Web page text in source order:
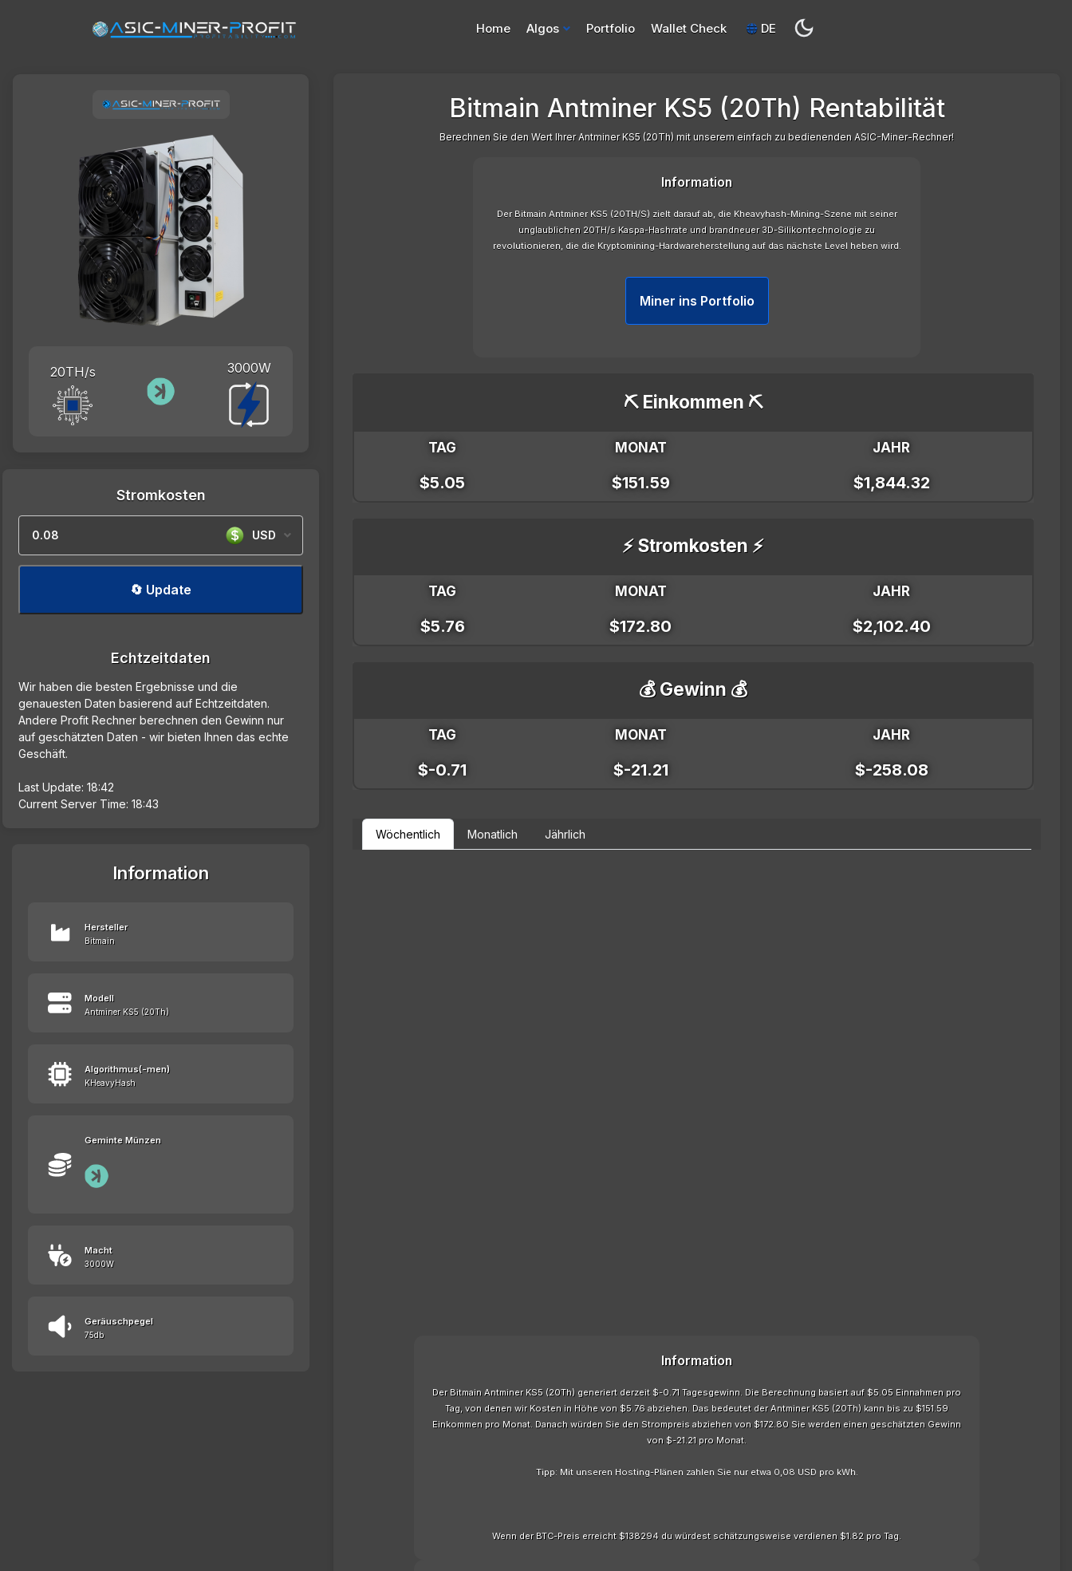
Home Algos Portfolio Wallet Check DE
20TH/s 3000W
Stromkosten
USD
🔄 Update
Echtzeitdaten
Wir haben die besten Ergebnisse und die
genauesten Daten basierend auf Echtzeitdaten.
Andere Profit Rechner berechnen den Gewinn nur
auf geschätzten Daten - wir bieten Ihnen das echte
Geschäft.
Last Update: 18:42
Current Server Time: 18:43
Information
Hersteller
Bitmain
Modell
Antminer KS5 (20Th)
Algorithmus(-men)
KHeavyHash
Geminte Münzen
Macht
3000W
Geräuschpegel
75db
Bitmain Antminer KS5 (20Th) Rentabilität
Berechnen Sie den Wert Ihrer Antminer KS5 (20Th) mit unserem einfach zu bedienenden ASIC-Miner-Rechner!
Information
Der Bitmain Antminer KS5 (20TH/S) zielt darauf ab, die Kheavyhash-Mining-Szene mit seiner
unglaublichen 20TH/s Kaspa-Hashrate und brandneuer 3D-Silikontechnologie zu
revolutionieren, die die Kryptomining-Hardwareherstellung auf das nächste Level heben wird.
Miner ins Portfolio
⛏️ Einkommen ⛏️
TAG MONAT JAHR
$5.05 $151.59 $1,844.32
⚡ Stromkosten ⚡
TAG MONAT JAHR
$5.76 $172.80 $2,102.40
💰 Gewinn 💰
TAG MONAT JAHR
$-0.71 $-21.21 $-258.08
Wöchentlich Monatlich Jährlich
Information
Der Bitmain Antminer KS5 (20Th) generiert derzeit $-0.71 Tagesgewinn. Die Berechnung basiert auf $5.05 Einnahmen pro
Tag, von denen wir Kosten in Höhe von $5.76 abziehen. Das bedeutet der Antminer KS5 (20Th) kann bis zu $151.59
Einkommen pro Monat. Danach würden Sie den Strompreis abziehen von $172.80 Sie werden einen geschätzten Gewinn
von $-21.21 pro Monat.
Tipp: Mit unseren Hosting-Plänen zahlen Sie nur etwa 0,08 USD pro kWh.
Wenn der BTC-Preis erreicht $138294 du würdest schätzungsweise verdienen $1.82 pro Tag.